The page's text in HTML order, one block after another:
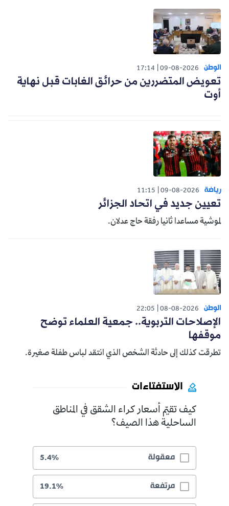
الوطن 09-08-2026
17:14
تعويض المتضررين من حرائق الغابات قبل نهاية
أوت
رياضة 09-08-2026
11:15
تعيين جديد في اتحاد الجزائر
لموشية مساعدا ثانيا رفقة حاج عدلان.
الوطن 08-08-2026
22:05
الإصلاحات التربوية.. جمعية العلماء توضح
موقفها
تطرقت كذلك إلى حادثة الشخص الذي انتقد لباس طفلة صغيرة.
الاستفتاءات
كيف تقيّم أسعار كراء الشقق في المناطق
الساحلية هذا الصيف؟
معقولة 5.4%
مرتفعة 19.1%